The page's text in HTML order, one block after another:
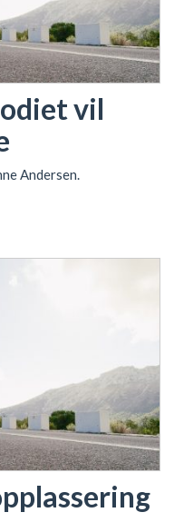
vil
Andersen.